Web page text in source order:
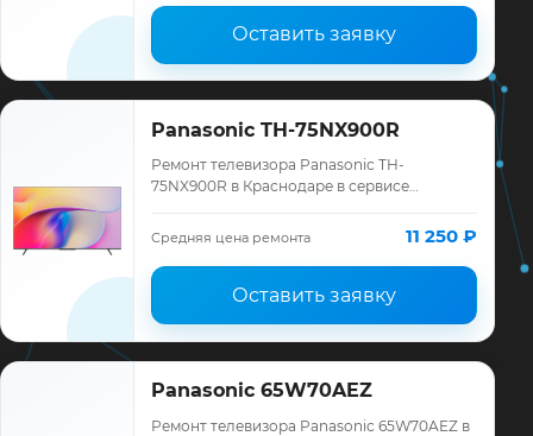
Оставить заявку
Panasonic TH-75NX900R
Ремонт телевизора Panasonic TH-
75NX900R в Краснодаре в сервисе
Panasonic, смета до ремонта, запчасти и
гарантия до 12 мес…
Средняя цена ремонта 11 250 ₽
Оставить заявку
Panasonic 65W70AEZ
Ремонт телевизора Panasonic 65W70AEZ в